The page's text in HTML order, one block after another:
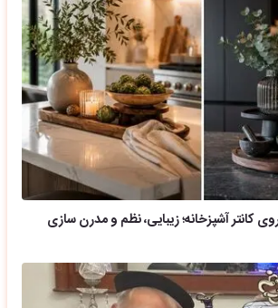
کانتر آشپزخانه؛ زیبایی، نظم و مدرن سازی